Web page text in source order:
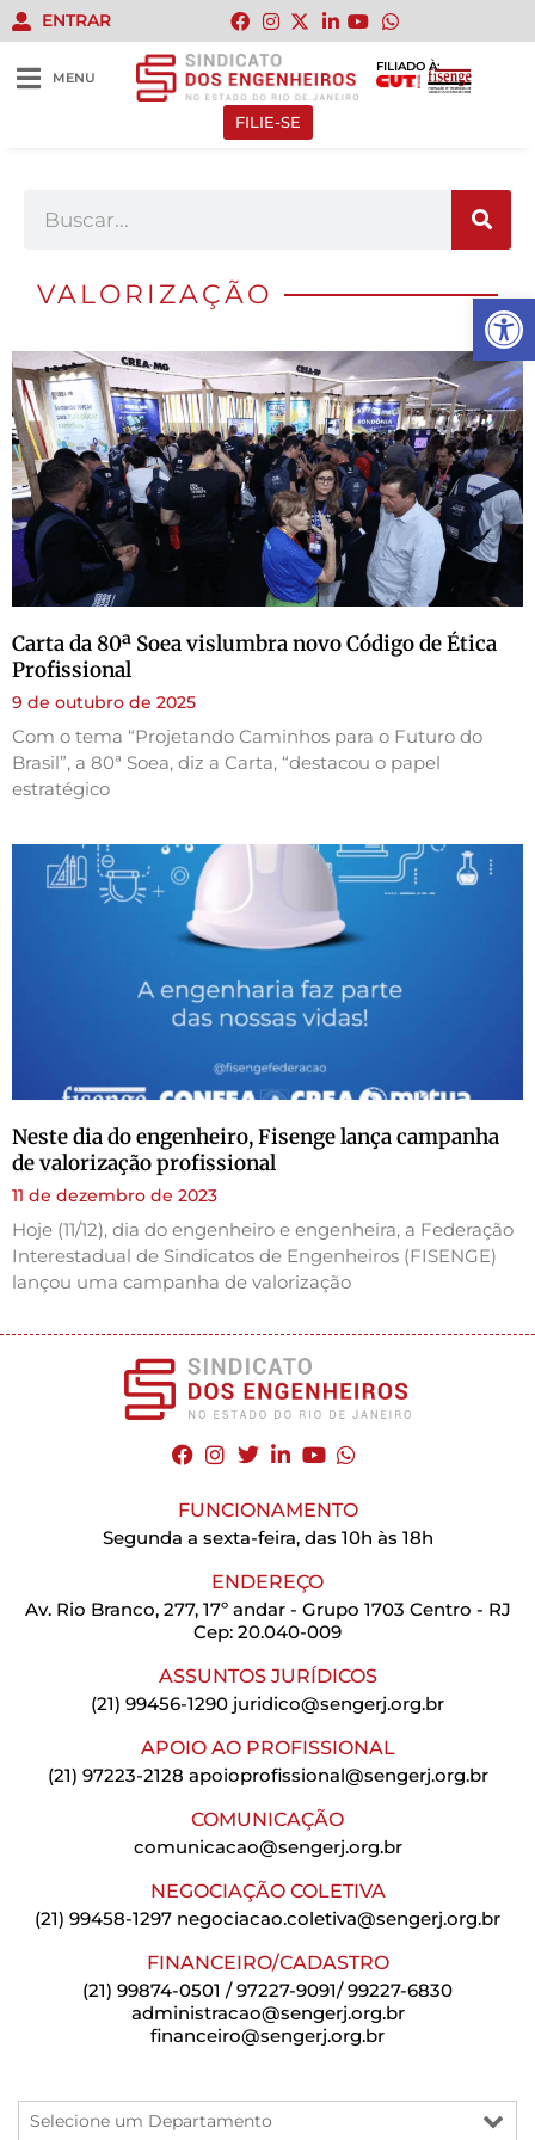
Abrir
ENTRAR
MENU
FILIADO À:
FILIE-SE
VALORIZAÇÃO
Carta da 80ª Soea vislumbra novo Código de Ética
Profissional
9 de outubro de 2025
Com o tema “Projetando Caminhos para o Futuro do
Brasil”, a 80ª Soea, diz a Carta, “destacou o papel
estratégico
Neste dia do engenheiro, Fisenge lança campanha
de valorização profissional
11 de dezembro de 2023
Hoje (11/12), dia do engenheiro e engenheira, a Federação
Interestadual de Sindicatos de Engenheiros (FISENGE)
lançou uma campanha de valorização
FUNCIONAMENTO
Segunda a sexta-feira, das 10h às 18h
ENDEREÇO
Av. Rio Branco, 277, 17º andar - Grupo 1703 Centro - RJ
Cep: 20.040-009
ASSUNTOS JURÍDICOS
(21) 99456-1290 juridico@sengerj.org.br
APOIO AO PROFISSIONAL
(21) 97223-2128 apoioprofissional@sengerj.org.br
COMUNICAÇÃO
comunicacao@sengerj.org.br
NEGOCIAÇÃO COLETIVA
(21) 99458-1297 negociacao.coletiva@sengerj.org.br
FINANCEIRO/CADASTRO
(21) 99874-0501 / 97227-9091/ 99227-6830
administracao@sengerj.org.br
financeiro@sengerj.org.br